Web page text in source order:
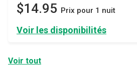
$14.95 Prix ​​pour 1 nuit
Voir les disponibilités
Voir tout